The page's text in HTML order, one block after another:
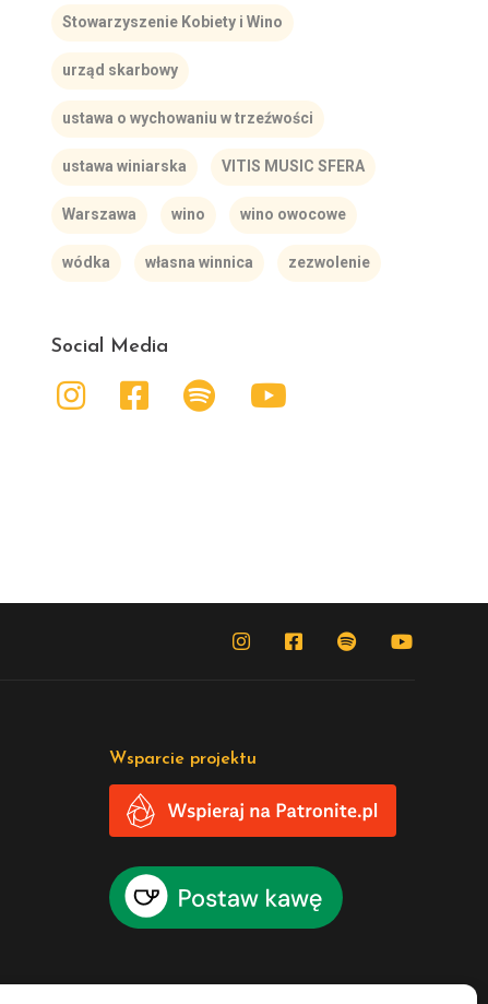
Stowarzyszenie Kobiety i Wino
urząd skarbowy
ustawa o wychowaniu w trzeźwości
ustawa winiarska VITIS MUSIC SFERA
Warszawa wino wino owocowe
wódka własna winnica zezwolenie
Social Media
Wsparcie projektu